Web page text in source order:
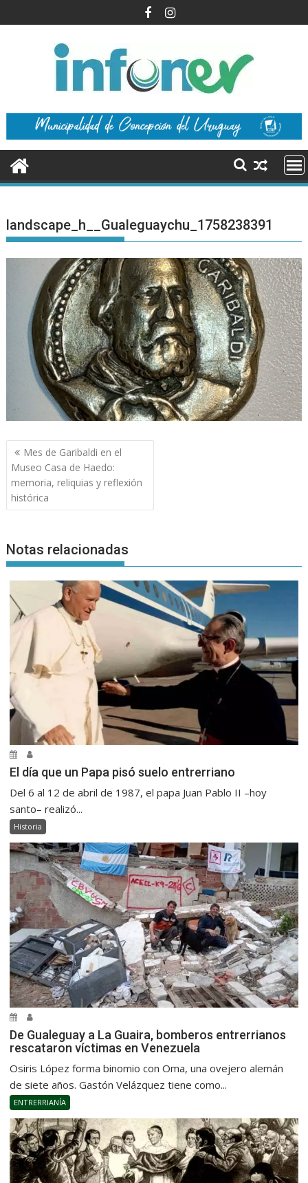
al
landscape_h__Gualeguaychu_1758238391
Navegación
de
entradas
Mes de Garibaldi en el
Museo Casa de Haedo:
memoria, reliquias y reflexión
histórica
Notas relacionadas
El día que un Papa pisó suelo entrerriano
Del 6 al 12 de abril de 1987, el papa Juan Pablo II –hoy
santo– realizó...
Historia
De Gualeguay a La Guaira, bomberos entrerrianos
rescataron víctimas en Venezuela
Osiris López forma binomio con Oma, una ovejero alemán
de siete años. Gastón Velázquez tiene como...
ENTRERRIANÍA